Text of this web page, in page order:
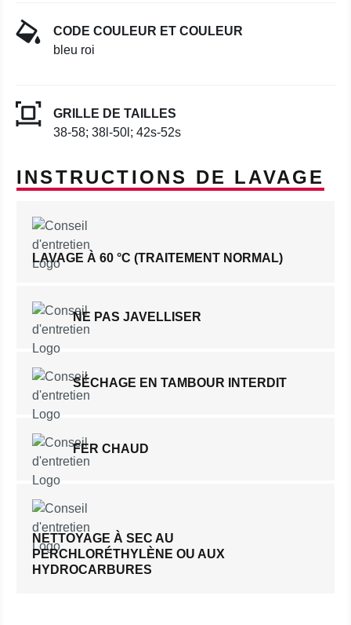
CODE COULEUR ET COULEUR
bleu roi
GRILLE DE TAILLES
38-58; 38l-50l; 42s-52s
INSTRUCTIONS DE LAVAGE
LAVAGE À 60 °C (TRAITEMENT NORMAL)
NE PAS JAVELLISER
SÉCHAGE EN TAMBOUR INTERDIT
FER CHAUD
NETTOYAGE À SEC AU
PERCHLORÉTHYLÈNE OU AUX
HYDROCARBURES